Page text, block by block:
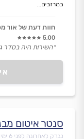
במרזבים...
חוות דעת של אור
5.00
״השירות היה בסדר
סנטר איטום
נבדק לאחרונה לפני 6 ימים